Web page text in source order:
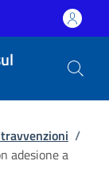
/
adesione a